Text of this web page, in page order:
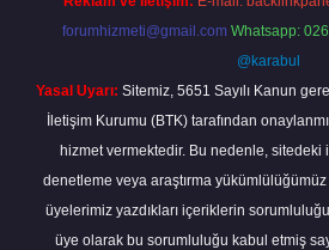
forumhizmeti@gmail.com Whatsapp:
@karabul
Yasal Uyarı: Sitemiz, 5651 Sayılı Kanun
İletişim Kurumu (BTK) tarafından
hizmet vermektedir. Bu nedenle,
denetleme veya araştırma
üyelerimiz yazdıkları içeriklerin
üye olarak bu sorumluluğu kabul etmiş